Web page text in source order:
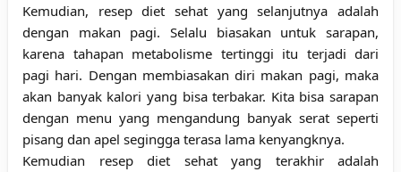
Kemudian, resep diet sehat yang selanjutnya adalah
dengan makan pagi. Selalu biasakan untuk sarapan,
karena tahapan metabolisme tertinggi itu terjadi dari
pagi hari. Dengan membiasakan diri makan pagi, maka
akan banyak kalori yang bisa terbakar. Kita bisa sarapan
dengan menu yang mengandung banyak serat seperti
pisang dan apel segingga terasa lama kenyangknya.
Kemudian resep diet sehatyang terakhir adalah